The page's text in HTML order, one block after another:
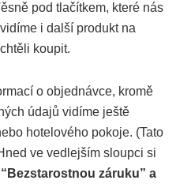
pod tlačítkem, které nás
i další produkt na
koupit.
o objednávce, kromě
údajů vidíme ještě
hotelového pokoje. (Tato
ve vedlejším sloupci si
záruku” a